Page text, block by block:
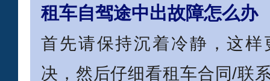
租车自驾途中出故障怎么办
首先请保持沉着冷静，这样
决，然后仔细看租车合同/联